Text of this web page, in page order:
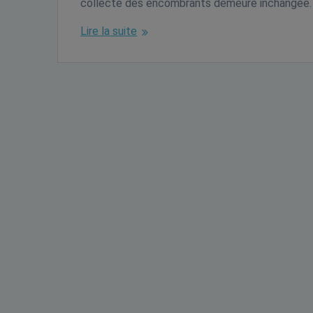
collecte des encombrants demeure
Lire la suite